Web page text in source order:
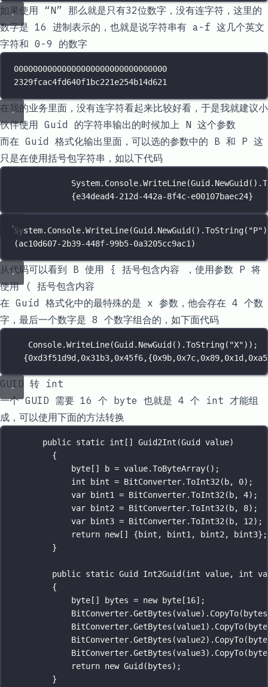
如果使用 “N” 那么就是只有32位数字，没有连字符，这里的
数字是 16 进制表示的，也就是说字符串有 a-f 这几个英文
字符和 0-9 的数字
00000000000000000000000000000000
2329fcac4fd640f1bc221e254b14d621
在我的业务里面，没有连字符看起来比较好看，于是我就建议小
伙伴使用 Guid 的字符串输出的时候加上 N 这个参数
而在 Guid 格式化输出里面，可以选的参数中的 B 和 P 这
只是在使用括号包字符串，如以下代码
System.Console.WriteLine(Guid. NewGuid ().
{e34dead4-212d -442a-8f4c-e00107baec24}
System.Console.WriteLine(Guid. NewGuid ().ToString( "P"
(ac10d607-2b39-448f-99b5-0a3205cc9ac1)
从代码可以看到 B 使用 { 括号包含内容 ，使用参数 P 将
使用 ( 括号包含内容
在 Guid 格式化中的最特殊的是 x 参数，他会存在 4 个数
字，最后一个数字是 8 个数字组合的，如下面代码
Console.WriteLine(Guid. NewGuid ().ToString( "X"));
{0xd3f51d9d ,0x31b3,0x45f6,{0x9b,0x7c,0x89,0x1d ,0xa5
GUID 转 int
一个 GUID 需要 16 个 byte 也就是 4 个 int 才能组
成，可以使用下面的方法转换
public static int [] Guid2Int (Guid value)
{
byte [] b = value.ToByteArray();
int
bint = BitConverter.ToInt32(b, 0);
var
bint1 = BitConverter.ToInt32(b, 4);
var
bint2 = BitConverter.ToInt32(b, 8);
var
bint3 = BitConverter.ToInt32(b, 12);
return new[] {bint, bint1, bint2, bint3};
}
public static Guid Int2Guid (int value, int
{
byte [] bytes = new byte [16];
BitConverter.GetBytes (value). CopyTo
BitConverter.GetBytes (value1). CopyTo
BitConverter.GetBytes (value2). CopyTo
BitConverter.GetBytes (value3). CopyTo
return new Guid (bytes);
}